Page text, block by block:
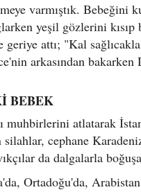
varmıştık. Bebeğini
yeşil gözlerini
attı; "Kal
arkasından
BEBEK
muhbirlerini atlatarak
silahlar, cephane
da dalgalarla
Ortadoğu'da,